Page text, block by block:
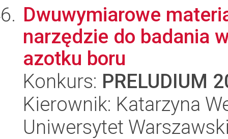
Dwuwymiarowe
narzędzie do badania
azotku boru
Konkurs: PRELUDIUM
Kierownik: Katarzyna
Uniwersytet